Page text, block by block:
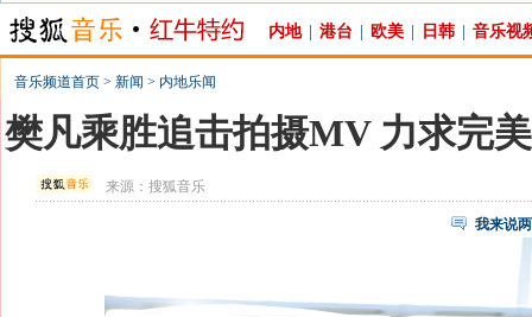
内地 港台 欧美 日韩 音乐视
音乐频道首页 > 新闻 > 内地乐闻
樊凡乘胜追击拍摄MV 力求完
来源：搜狐音乐
我来说